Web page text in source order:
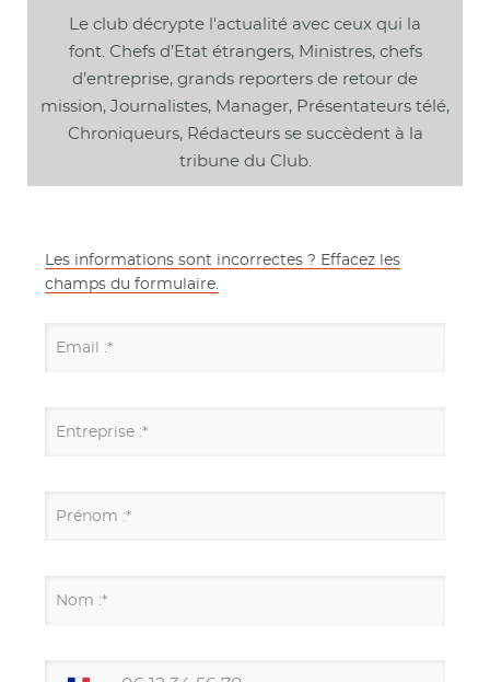
Le club décrypte l'actualité avec ceux qui la
font. Chefs d’Etat étrangers, Ministres, chefs
d’entreprise, grands reporters de retour de
mission, Journalistes, Manager, Présentateurs télé,
Chroniqueurs, Rédacteurs se succèdent à la
tribune du Club.
Les informations sont incorrectes ? Effacez les
champs du formulaire.
Email :*
Entreprise :*
Prénom :*
Nom :*